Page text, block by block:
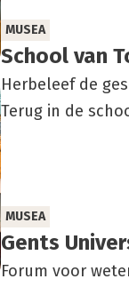
School van
Herbeleef de
MUSEA
Terug in de
Gents
Forum voor
MUSEA